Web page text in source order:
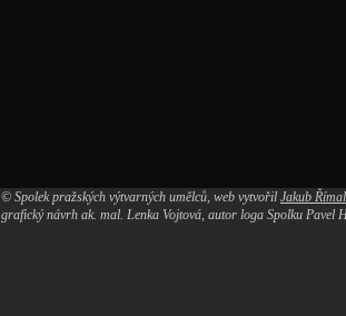
© Spolek pražských výtvarných umělců, web vytvořil Jakub Římal
grafický návrh ak. mal. Lenka Vojtová, autor loga Spolku Pavel